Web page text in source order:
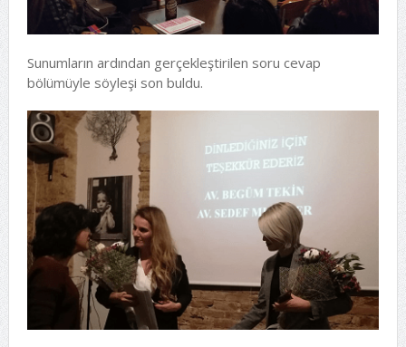
Sunumların ardından gerçekleştirilen soru cevap
bölümüyle söyleşi son buldu.